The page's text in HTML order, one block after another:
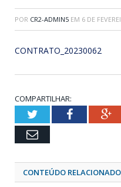
POR CR2-ADMIN5 EM 6 DE
CONTRATO_20230062
COMPARTILHAR:
TwitterFacebook
Email
CONTEÚDO RELACIONADO